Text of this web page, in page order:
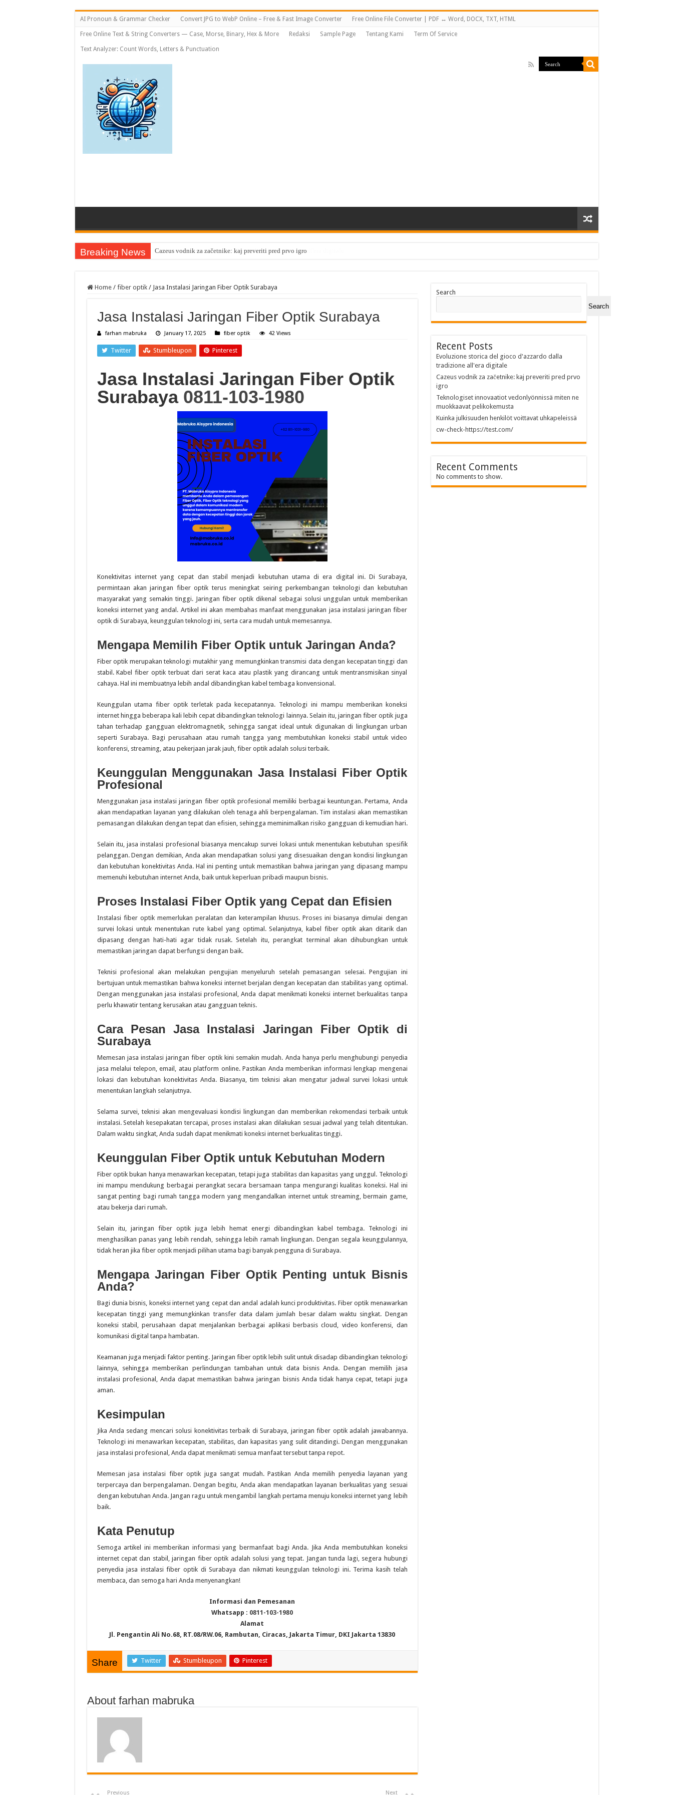
AI Pronoun & Grammar Checker Convert JPG to WebP Online – Free & Fast Image Converter Free Online File Converter | PDF ↔ Word, DOCX, TXT, HTML
Free Online Text & String Converters — Case, Morse, Binary, Hex & More Redaksi Sample Page Tentang Kami Term Of Service
Text Analyzer: Count Words, Letters & Punctuation
Breaking News Cazeus vodnik za začetnike: kaj preveriti pred prvo igro
Home / fiber optik / Jasa Instalasi Jaringan Fiber Optik Surabaya
Jasa Instalasi Jaringan Fiber Optik Surabaya
farhan mabruka January 17, 2025 fiber optik 42 Views
Twitter Stumbleupon Pinterest
Jasa Instalasi Jaringan Fiber Optik
Surabaya 0811-103-1980
Konektivitas internet yang cepat dan stabil menjadi kebutuhan utama di era digital ini. Di Surabaya,
permintaan akan jaringan fiber optik terus meningkat seiring perkembangan teknologi dan kebutuhan
masyarakat yang semakin tinggi. Jaringan fiber optik dikenal sebagai solusi unggulan untuk memberikan
koneksi internet yang andal. Artikel ini akan membahas manfaat menggunakan jasa instalasi jaringan fiber
optik di Surabaya, keunggulan teknologi ini, serta cara mudah untuk memesannya.
Mengapa Memilih Fiber Optik untuk Jaringan Anda?
Fiber optik merupakan teknologi mutakhir yang memungkinkan transmisi data dengan kecepatan tinggi dan
stabil. Kabel fiber optik terbuat dari serat kaca atau plastik yang dirancang untuk mentransmisikan sinyal
cahaya. Hal ini membuatnya lebih andal dibandingkan kabel tembaga konvensional.
Keunggulan utama fiber optik terletak pada kecepatannya. Teknologi ini mampu memberikan koneksi
internet hingga beberapa kali lebih cepat dibandingkan teknologi lainnya. Selain itu, jaringan fiber optik juga
tahan terhadap gangguan elektromagnetik, sehingga sangat ideal untuk digunakan di lingkungan urban
seperti Surabaya. Bagi perusahaan atau rumah tangga yang membutuhkan koneksi stabil untuk video
konferensi, streaming, atau pekerjaan jarak jauh, fiber optik adalah solusi terbaik.
Keunggulan Menggunakan Jasa Instalasi Fiber Optik
Profesional
Menggunakan jasa instalasi jaringan fiber optik profesional memiliki berbagai keuntungan. Pertama, Anda
akan mendapatkan layanan yang dilakukan oleh tenaga ahli berpengalaman. Tim instalasi akan memastikan
pemasangan dilakukan dengan tepat dan efisien, sehingga meminimalkan risiko gangguan di kemudian hari.
Selain itu, jasa instalasi profesional biasanya mencakup survei lokasi untuk menentukan kebutuhan spesifik
pelanggan. Dengan demikian, Anda akan mendapatkan solusi yang disesuaikan dengan kondisi lingkungan
dan kebutuhan konektivitas Anda. Hal ini penting untuk memastikan bahwa jaringan yang dipasang mampu
memenuhi kebutuhan internet Anda, baik untuk keperluan pribadi maupun bisnis.
Proses Instalasi Fiber Optik yang Cepat dan Efisien
Instalasi fiber optik memerlukan peralatan dan keterampilan khusus. Proses ini biasanya dimulai dengan
survei lokasi untuk menentukan rute kabel yang optimal. Selanjutnya, kabel fiber optik akan ditarik dan
dipasang dengan hati-hati agar tidak rusak. Setelah itu, perangkat terminal akan dihubungkan untuk
memastikan jaringan dapat berfungsi dengan baik.
Teknisi profesional akan melakukan pengujian menyeluruh setelah pemasangan selesai. Pengujian ini
bertujuan untuk memastikan bahwa koneksi internet berjalan dengan kecepatan dan stabilitas yang optimal.
Dengan menggunakan jasa instalasi profesional, Anda dapat menikmati koneksi internet berkualitas tanpa
perlu khawatir tentang kerusakan atau gangguan teknis.
Cara Pesan Jasa Instalasi Jaringan Fiber Optik di
Surabaya
Memesan jasa instalasi jaringan fiber optik kini semakin mudah. Anda hanya perlu menghubungi penyedia
jasa melalui telepon, email, atau platform online. Pastikan Anda memberikan informasi lengkap mengenai
lokasi dan kebutuhan konektivitas Anda. Biasanya, tim teknisi akan mengatur jadwal survei lokasi untuk
menentukan langkah selanjutnya.
Selama survei, teknisi akan mengevaluasi kondisi lingkungan dan memberikan rekomendasi terbaik untuk
instalasi. Setelah kesepakatan tercapai, proses instalasi akan dilakukan sesuai jadwal yang telah ditentukan.
Dalam waktu singkat, Anda sudah dapat menikmati koneksi internet berkualitas tinggi.
Keunggulan Fiber Optik untuk Kebutuhan Modern
Fiber optik bukan hanya menawarkan kecepatan, tetapi juga stabilitas dan kapasitas yang unggul. Teknologi
ini mampu mendukung berbagai perangkat secara bersamaan tanpa mengurangi kualitas koneksi. Hal ini
sangat penting bagi rumah tangga modern yang mengandalkan internet untuk streaming, bermain game,
atau bekerja dari rumah.
Selain itu, jaringan fiber optik juga lebih hemat energi dibandingkan kabel tembaga. Teknologi ini
menghasilkan panas yang lebih rendah, sehingga lebih ramah lingkungan. Dengan segala keunggulannya,
tidak heran jika fiber optik menjadi pilihan utama bagi banyak pengguna di Surabaya.
Mengapa Jaringan Fiber Optik Penting untuk Bisnis
Anda?
Bagi dunia bisnis, koneksi internet yang cepat dan andal adalah kunci produktivitas. Fiber optik menawarkan
kecepatan tinggi yang memungkinkan transfer data dalam jumlah besar dalam waktu singkat. Dengan
koneksi stabil, perusahaan dapat menjalankan berbagai aplikasi berbasis cloud, video konferensi, dan
komunikasi digital tanpa hambatan.
Keamanan juga menjadi faktor penting. Jaringan fiber optik lebih sulit untuk disadap dibandingkan teknologi
lainnya, sehingga memberikan perlindungan tambahan untuk data bisnis Anda. Dengan memilih jasa
instalasi profesional, Anda dapat memastikan bahwa jaringan bisnis Anda tidak hanya cepat, tetapi juga
aman.
Kesimpulan
Jika Anda sedang mencari solusi konektivitas terbaik di Surabaya, jaringan fiber optik adalah jawabannya.
Teknologi ini menawarkan kecepatan, stabilitas, dan kapasitas yang sulit ditandingi. Dengan menggunakan
jasa instalasi profesional, Anda dapat menikmati semua manfaat tersebut tanpa repot.
Memesan jasa instalasi fiber optik juga sangat mudah. Pastikan Anda memilih penyedia layanan yang
terpercaya dan berpengalaman. Dengan begitu, Anda akan mendapatkan layanan berkualitas yang sesuai
dengan kebutuhan Anda. Jangan ragu untuk mengambil langkah pertama menuju koneksi internet yang lebih
baik.
Kata Penutup
Semoga artikel ini memberikan informasi yang bermanfaat bagi Anda. Jika Anda membutuhkan koneksi
internet cepat dan stabil, jaringan fiber optik adalah solusi yang tepat. Jangan tunda lagi, segera hubungi
penyedia jasa instalasi fiber optik di Surabaya dan nikmati keunggulan teknologi ini. Terima kasih telah
membaca, dan semoga hari Anda menyenangkan!
Informasi dan Pemesanan
Whatsapp : 0811-103-1980
Alamat
Jl. Pengantin Ali No.68, RT.08/RW.06, Rambutan, Ciracas, Jakarta Timur, DKI Jakarta 13830
Share Twitter Stumbleupon Pinterest
About farhan mabruka
Previous Next
Search
Search
Recent Posts
Evoluzione storica del gioco d'azzardo dalla
tradizione all'era digitale
Cazeus vodnik za začetnike: kaj preveriti pred prvo
igro
Teknologiset innovaatiot vedonlyönnissä miten ne
muokkaavat pelikokemusta
Kuinka julkisuuden henkilöt voittavat uhkapeleissä
cw-check-https://test.com/
Recent Comments
No comments to show.